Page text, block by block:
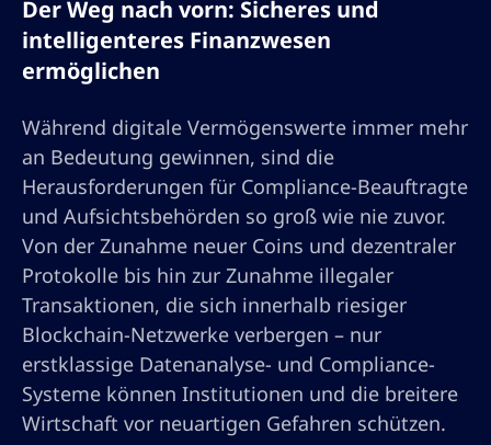
Der Weg nach vorn: Sicheres und
intelligenteres Finanzwesen
ermöglichen
Während digitale Vermögenswerte immer mehr
an Bedeutung gewinnen, sind die
Herausforderungen für Compliance-Beauftragte
und Aufsichtsbehörden so groß wie nie zuvor.
Von der Zunahme neuer Coins und dezentraler
Protokolle bis hin zur Zunahme illegaler
Transaktionen, die sich innerhalb riesiger
Blockchain-Netzwerke verbergen – nur
erstklassige Datenanalyse- und Compliance-
Systeme können Institutionen und die breitere
Wirtschaft vor neuartigen Gefahren schützen.